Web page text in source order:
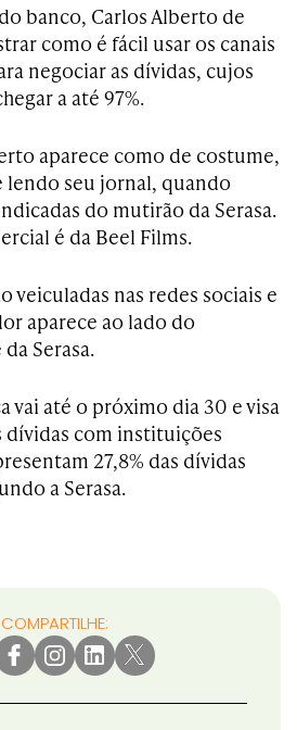
banco, Carlos Alberto de
como é fácil usar os canais
negociar as dívidas, cujos
a até 97%.
aparece como de costume,
lendo seu jornal, quando
do mutirão da Serasa.
é da Beel Films.
veiculadas nas redes sociais e
aparece ao lado do
Serasa.
vai até o próximo dia 30 e visa
dívidas com instituições
27,8% das dívidas
a Serasa.
COMPARTILHE: